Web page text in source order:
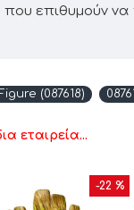
επιθυμούν
(087618)
εταιρεία...
-22 %